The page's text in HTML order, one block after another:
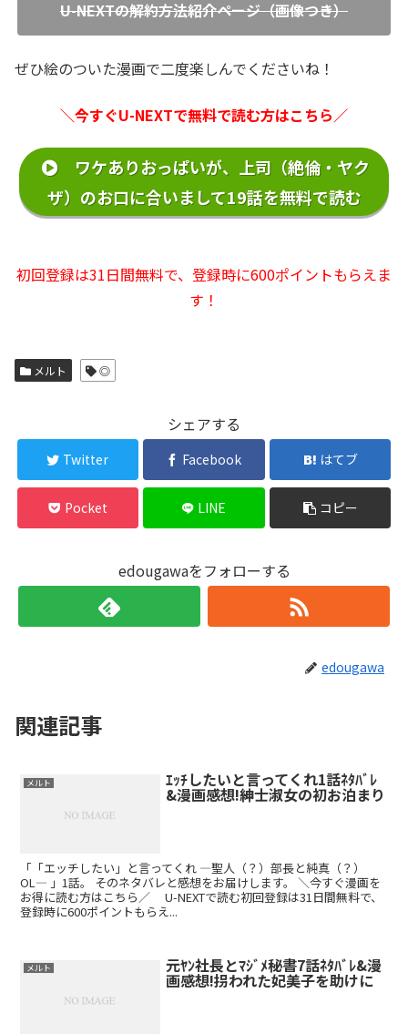
U-NEXTの解約方法紹介ページ（画像つき）
ぜひ絵のついた漫画で二度楽しんでくださいね！
＼今すぐU-NEXTで無料で読む方はこちら／
ワケありおっぱいが、上司（絶倫・ヤク
ザ）のお口に合いまして19話を無料で読む
初回登録は31日間無料で、登録時に600ポイントもらえま
す！
メルト ◎
シェアする
Twitter Facebook はてブ
Pocket LINE コピー
edougawaをフォローする
edougawa
関連記事
メルト ｴｯﾁしたいと言ってくれ1話ﾈﾀﾊﾞﾚ
&漫画感想!紳士淑女の初お泊まり
「「エッチしたい」と言ってくれ ―聖人（？）部長と純真（？）
OL― 」1話。 そのネタバレと感想をお届けします。 ＼今すぐ漫画を
お得に読む方はこちら／ U-NEXTで読む初回登録は31日間無料で、
登録時に600ポイントもらえ...
メルト 元ﾔﾝ社長とﾏｼﾞﾒ秘書7話ﾈﾀﾊﾞﾚ&漫
画感想!拐われた妃美子を助けに